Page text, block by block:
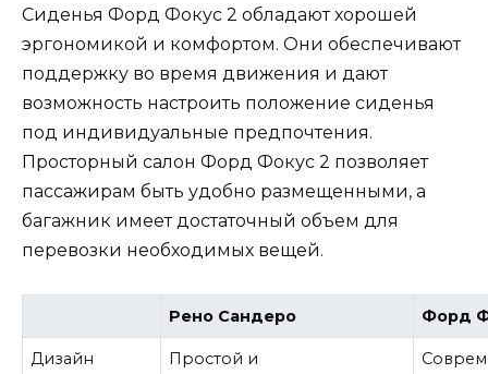
Сиденья Форд Фокус 2 обладают хорошей
эргономикой и комфортом. Они обеспечивают
поддержку во время движения и дают
возможность настроить положение сиденья
под индивидуальные предпочтения.
Просторный салон Форд Фокус 2 позволяет
пассажирам быть удобно размещенными, а
багажник имеет достаточный объем для
перевозки необходимых вещей.
Рено Сандеро Форд
Дизайн
Простой и